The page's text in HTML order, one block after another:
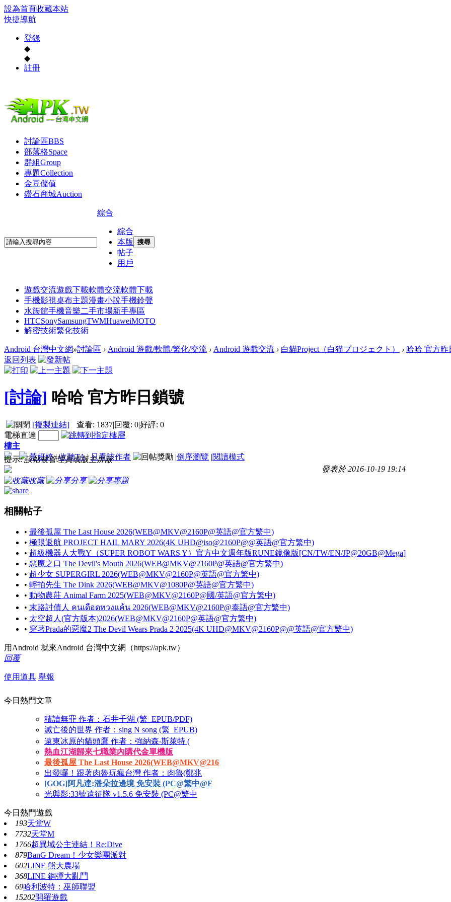
設為首頁收藏本站
快捷導航
登錄
◆
◆
註冊
討論區BBS
部落格Space
群組Group
專題Collection
金豆儲值
鑽石商城Auction
綜合
綜合
本版
帖子
用戶
搜尋
遊戲交流遊戲下載軟體交流軟體下載
手機影視桌布主題漫畫小說手機鈴聲
水族館手機音樂二手市場新手專區
HTCSonySamsungTWMHuaweiMOTO
解密技術繁化技術
Android 台灣中文網»討論區 › Android 遊戲/軟體/繁化/交流 › Android 遊戲交流 › 白貓Project（白猫プロジェクト） › 哈哈 官方昨
返回列表
[討論] 哈哈 官方昨日鎖號
[複製連結] 查看: 1837|回覆: 0|好評: 0
電梯直達
樓主
黃妍婷 | 收聽TA | 只看該作者 |倒序瀏覽 |閱讀模式
發表於 2016-10-19 19:14
提示:該帖被管理員或版主屏蔽
收藏 分享 專題
相關帖子
• 最後孤屋 The Last House 2026(WEB@MKV@2160P@英語@官方繁中)
• 極限返航 PROJECT HAIL MARY 2026(4K UHD@iso@2160P@@英語@官方繁中)
• 超級機器人大戰Y（SUPER ROBOT WARS Y）官方中文週年版RUNE鏡像版[CN/TW/EN/JP@20GB@Mega]
• 惡魔之口 The Devil's Mouth 2026(WEB@MKV@2160P@英語@官方繁中)
• 超少女 SUPERGIRL 2026(WEB@MKV@2160P@英語@官方繁中)
• 輕拍先生 The Dink 2026(WEB@MKV@1080P@英語@官方繁中)
• 動物農莊 Animal Farm 2025(WEB@MKV@2160P@國/英語@官方繁中)
• 末路討債人 คนเดือดทวงแค้น 2026(WEB@MKV@2160P@泰語@官方繁中)
• 太空超人(官方版本)2026(WEB@MKV@2160P@英語@官方繁中)
• 穿著Prada的惡魔2 The Devil Wears Prada 2 2025(4K UHD@MKV@2160P@@英語@官方繁中)
用Android 就來Android 台灣中文網（https://apk.tw）
回覆
使用道具 舉報
今日熱門文章
積讀無罪 作者：石井千湖 (繁_EPUB/PDF)
滅亡後的世界 作者：sing N song (繁_EPUB)
遠東冰原的貓頭鷹 作者：強納森‧斯萊特 (
熱血江湖歸來七職業內購代金單機版
最後孤屋 The Last House 2026(WEB@MKV@216
出發囉！跟著肉魯玩瘋台灣 作者：肉魯(鄭兆
[GOG]阿凡達:潘朵拉邊境 免安裝 (PC@繁中@F
光與影:33號遠征隊 v1.5.6 免安裝 (PC@繁中
今日熱門遊戲
193天堂W
7732天堂M
1766超異域公主連結！Re:Dive
879BanG Dream！少女樂團派對
602LINE 熊大農場
368LINE 鋼彈大亂鬥
69哈利波特：巫師聯盟
15202開羅遊戲